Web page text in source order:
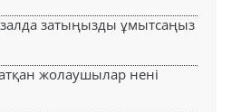
затыңызды ұмытсаңыз
жолаушылар нені